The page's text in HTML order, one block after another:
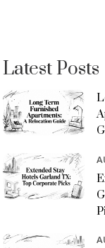
Latest Posts